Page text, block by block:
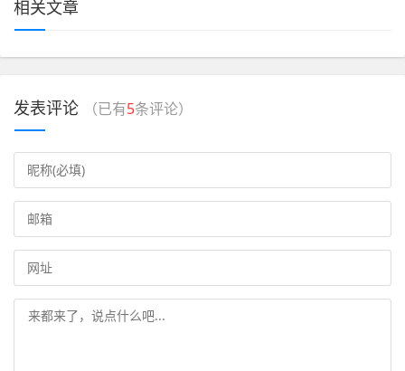
相关文章
发表评论 （已有5条评论）